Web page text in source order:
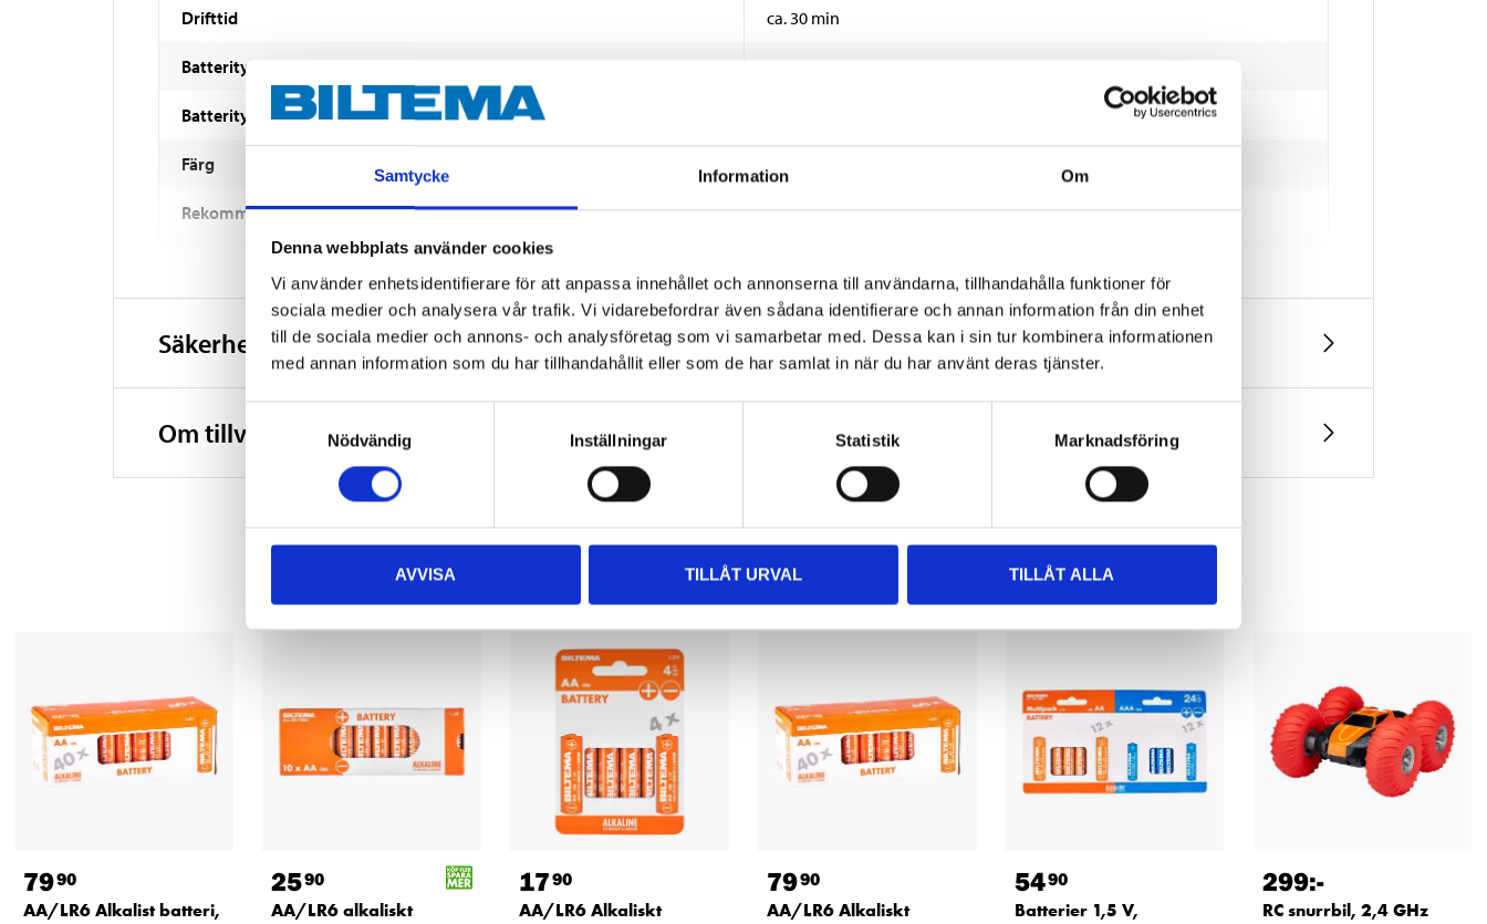
Samtycke Information Om
Denna webbplats använder cookies
Vi använder enhetsidentifierare för att anpassa innehållet och annonserna till användarna, tillhandahålla funktioner för
sociala medier och analysera vår trafik. Vi vidarebefordrar även sådana identifierare och annan information från din enhet
till de sociala medier och annons- och analysföretag som vi samarbetar med. Dessa kan i sin tur kombinera informationen
med annan information som du har tillhandahållit eller som de har samlat in när du har använt deras tjänster.
Nödvändig
Inställningar Statistik Marknadsföring
AVVISA TILLÅT URVAL TILLÅT ALLA
Drifttid ca. 30 min
Batterityp
Batterityp fjärrkontroll
Färg Röd/svart/silver
Rekommenderad ålder 3+ år
22 cm
Höjd 20 cm
750 g
VISA ALLT
Säkerhetsinformation och övriga dokument
Om tillverkaren
Andra kunder köpte också
7990
AA/LR6 Alkalist batteri,
2590
AA/LR6 alkaliskt
1790
AA/LR6 Alkaliskt
7990
AA/LR6 Alkaliskt
5490
Batterier 1,5 V,
299:-
RC snurrbil, 2,4 GHz